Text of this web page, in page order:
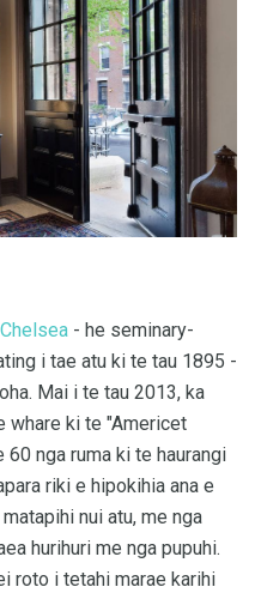
Chelsea - he seminary-
i tae atu ki te tau 1895 -
Mai i te tau 2013, ka
whare ki te "Americet
nga ruma ki te haurangi
riki e hipokihia ana e
nui atu, me nga
hurihuri me nga pupuhi.
roto i tetahi marae karihi